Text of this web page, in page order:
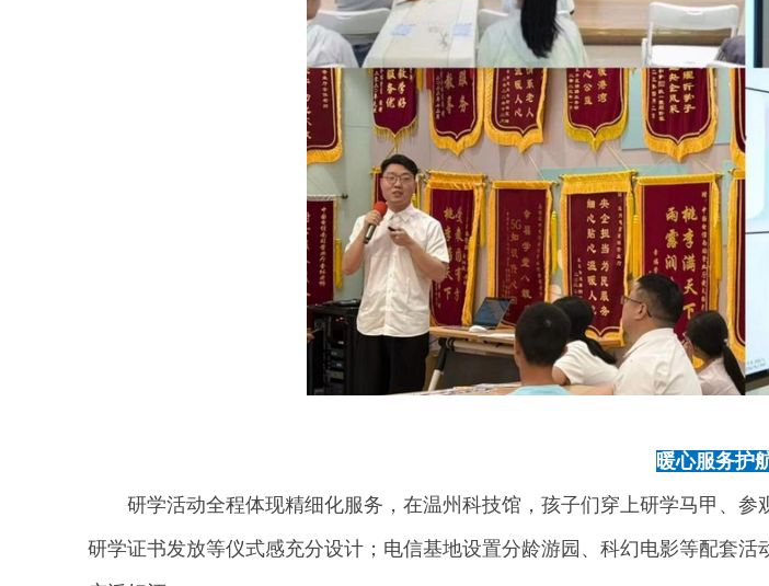
暖心服务护
研学活动全程体现精细化服务，在温州科技馆，孩子们穿上研学马甲、
研学证书发放等仪式感充分设计；电信基地设置分龄游园、科幻电影等配套